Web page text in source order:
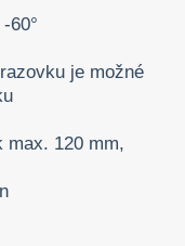
60°
je možné
120 mm,